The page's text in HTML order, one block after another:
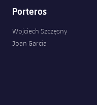
Porteros
Wojciech Szczęsny
Joan Garcia